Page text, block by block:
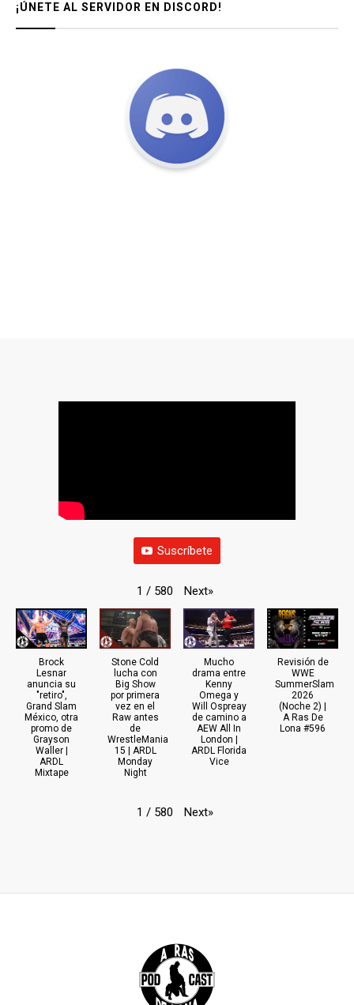
¡ÚNETE AL SERVIDOR EN DISCORD!
Suscríbete
1 / 580 Next»
Brock
Lesnar
anuncia su
"retiro",
Grand Slam
México, otra
promo de
Grayson
Waller |
ARDL
Mixtape
Stone Cold
lucha con
Big Show
por primera
vez en el
Raw antes
de
WrestleMania
15 | ARDL
Monday
Night
Mucho
drama entre
Kenny
Omega y
Will Ospreay
de camino a
AEW All In
London |
ARDL Florida
Vice
Revisión de
WWE
SummerSlam
2026
(Noche 2) |
A Ras De
Lona #596
1 / 580 Next»